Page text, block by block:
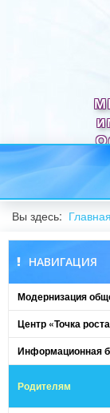
Вы здесь: Главная
НАВИГАЦИЯ
Модернизация
Центр «Точка
Информационная
Родителям